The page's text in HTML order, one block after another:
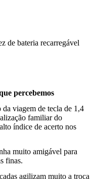
de bateria recarregável
percebemos
viagem de tecla de 1,4
familiar do
índice de acerto nos
muito amigável para
finas.
agilizam muito a troca